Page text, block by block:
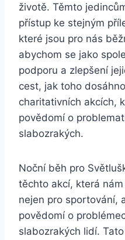
životě. Těmto
přístup ke stejným
které​ jsou pro nás
abychom se jako
podporu a zlepšení⁢
cest, jak toho
charitativních akcích,
povědomí⁣ o
slabozrakých.
Noční běh pro
těchto akcí, která
nejen pro sportování,
povědomí o
slabozrakých ⁢lidí.